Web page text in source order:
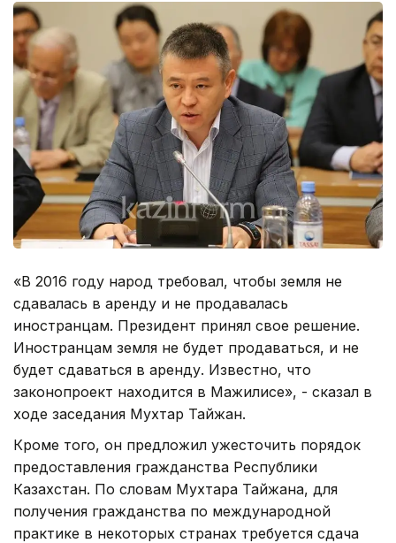
«В 2016 году народ требовал, чтобы земля не
сдавалась в аренду и не продавалась
иностранцам. Президент принял свое решение.
Иностранцам земля не будет продаваться, и не
будет сдаваться в аренду. Известно, что
законопроект находится в Мажилисе», - сказал в
ходе заседания Мухтар Тайжан.
Кроме того, он предложил ужесточить порядок
предоставления гражданства Республики
Казахстан. По словам Мухтара Тайжана, для
получения гражданства по международной
практике в некоторых странах требуется сдача